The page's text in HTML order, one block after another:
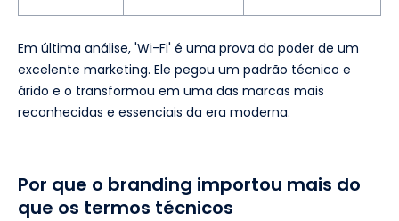
Em última análise, 'Wi-Fi' é uma prova do poder de um
excelente marketing. Ele pegou um padrão técnico e
árido e o transformou em uma das marcas mais
reconhecidas e essenciais da era moderna.
Por que o branding importou mais do
que os termos técnicos